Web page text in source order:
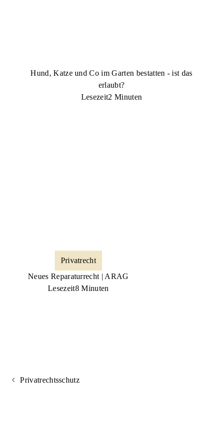
Hund, Katze und Co im Garten bestatten - ist das
erlaubt?
Lesezeit2 Minuten
Privatrecht
Neues Reparaturrecht | ARAG
Lesezeit8 Minuten
Privatrechtsschutz